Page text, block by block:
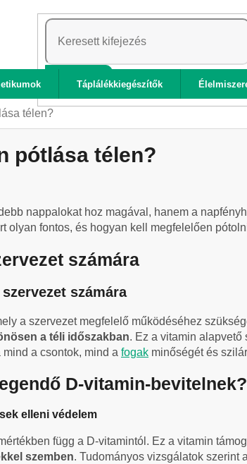
KERESÉS
Táplálékkiegészítők
télen?
pótlása télen?
nappalokat hoz magával, hanem a
olyan fontos, és hogyan kell megfelelően
számára
számára
a szervezet megfelelő működéséhez
a téli időszakban. Ez a vitamin alapvető
a csontok, mind a fogak minőségét és
D-vitamin-bevitelnek?
elleni védelem
függ a D-vitamintól. Ez a vitamin
szemben. Tudományos vizsgálatok szerint